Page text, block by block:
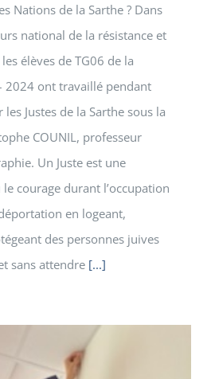
Nations de la Sarthe ? Dans
national de la résistance et
élèves de TG06 de la
2024 ont travaillé pendant
Justes de la Sarthe sous la
COUNIL, professeur
Un Juste est une
courage durant l’occupation
en logeant,
des personnes juives
sans attendre [...]